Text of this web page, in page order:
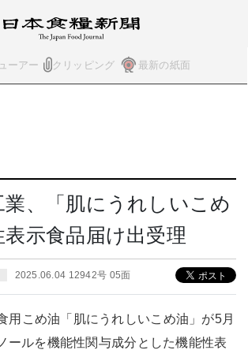
ーアー クリッピング 最新の紙面
業、「肌にうれしいこめ
示食品届け出受理
2025.06.04 12942号 05面
用こめ油「肌にうれしいこめ油」が5月
ールを機能性関与成分とした機能性表